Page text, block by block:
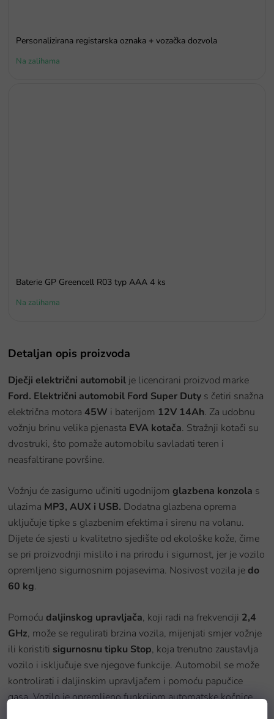
Personalizirana registarska oznaka + vozačka dozvola
Na zalihama
Baterie GP Greencell R03 typ AAA 4 ks
Na zalihama
Detaljan opis proizvoda
Dječji električni automobil je licencirani proizvod marke
Ford. Električni automobil Ford Super Duty s četiri snažna
električna motora 45W i baterijom 12V 14Ah. Za udobnu
vožnju brinu velika pjenasta EVA kotača. Stražnji kotači su
dvostruki, što pomaže automobilu savladati teren i
neasfaltirane površine.
Vožnju će zasigurno učiniti ugodnijom glazbena konzola s
ulazima MP3, AUX i USB. Dodatna glazbena oprema
uključuje tipke s glazbenim efektima i sirenu na volanu.
Dijete će sjesti u kvalitetno sjedište od ekološke kože, čime
se pri proizvodnji mislilo i na prirodu i sigurnost, jer je vozilo
opremljeno sigurnosnim pojasevima. Nosivost vozila jedo
60 kg.
Pomoću daljinskog upravljača, koji radi na frekvenciji 2,4
GHz, može se regulirati brzina vozila, mijenjati smjer vožnje
ili koristiti sigurnosnu tipku Stop, koja trenutno zaustavlja
vozilo i isključuje sve njegove funkcije. Automobil se može
kontrolirati i daljinskim upravljačem i pomoću papučice
gasa. Vozilo je opremljeno funkcijom automatske kočnice,